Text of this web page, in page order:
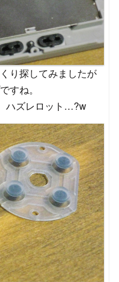
り探してみましたが
すね。
ハズレロット…?w